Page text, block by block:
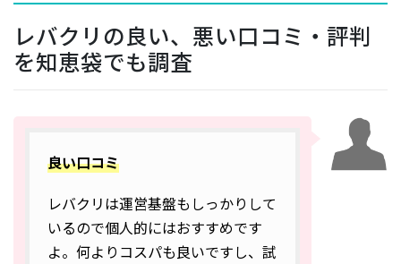
レバクリの良い、悪い口コミ・評判
を知恵袋でも調査
良い口コミ
レバクリは運営基盤もしっかりして
いるので個人的にはおすすめです
よ。何よりコスパも良いですし、試